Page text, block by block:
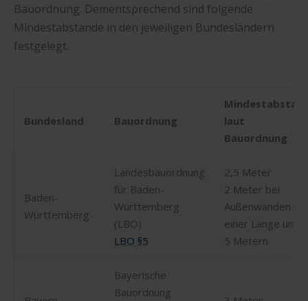
Bauordnung. Dementsprechend sind folgende
Mindestabstände in den jeweiligen Bundesländern
festgelegt.
Bundesland Bauordnung
laut
Bauordnung
Baden-
Württemberg
Landesbauordnung
für Baden-
Württemberg
(LBO)
LBO §5
2,5 Meter
2 Meter bei
Außenwänden mit
einer Länge unter
5 Metern
Bayerische
Bauordnung